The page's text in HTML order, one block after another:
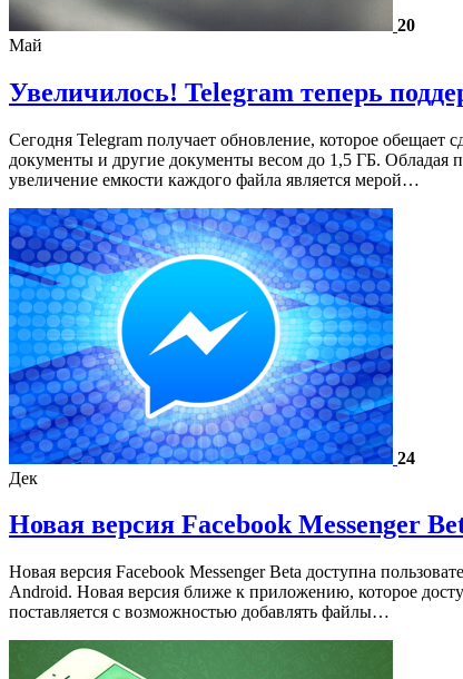
20
Май
Увеличилось! Telegram теперь
Сегодня Telegram получает обновление, которое
документы и другие документы весом до 1,5 ГБ. Обладая
увеличение емкости каждого файла является мерой…
24
Дек
Новая версия Facebook Messenger
Новая версия Facebook Messenger Beta доступна
Android. Новая версия ближе к приложению, которое
поставляется с возможностью добавлять файлы…